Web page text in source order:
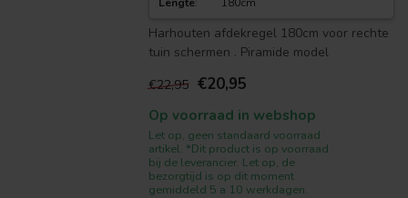
Harhouten afdekregel 180cm voor rechte
tuin schermen . Piramide model
€22,95 €20,95
Op voorraad in webshop
Let op, geen standaard voorraad
artikel. *Dit product is op voorraad
bij de leverancier. Let op, de
bezorgtijd is op dit moment
gemiddeld 5 a 10 werkdagen.